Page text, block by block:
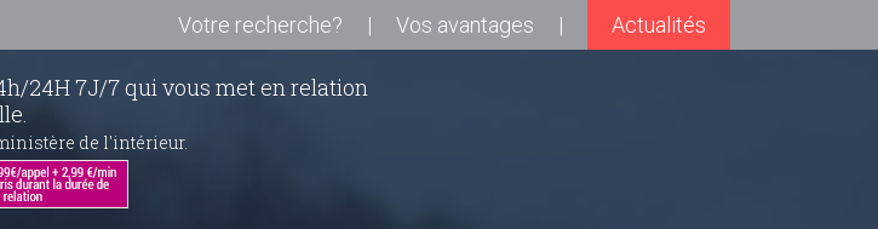
Votre recherche? Vos avantages Actualités
24H 7J/7 qui vous met en relation
de l'intérieur.